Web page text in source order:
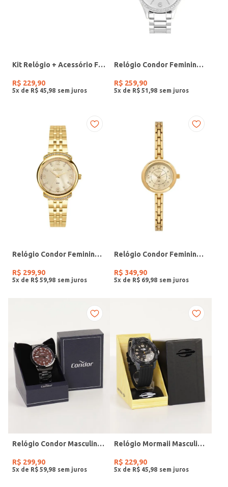
Kit Relógio + Acessório Feminino DOURADO
R$ 229,90
5x de R$ 45 98
Relógio Condor Feminino PRATA
R$ 259,90
5x de R$ 51 98
Relógio Condor Feminino DOURADO
R$ 299,90
5x de R$ 59 98
Relógio Condor Feminino DOURADO
R$ 349,90
5x de R$ 69 98
Relógio Condor Masculino PRETO
R$ 299,90
5x de R$ 59 98
Relógio Mormaii Masculino PRETO
R$ 229,90
5x de R$ 45 98